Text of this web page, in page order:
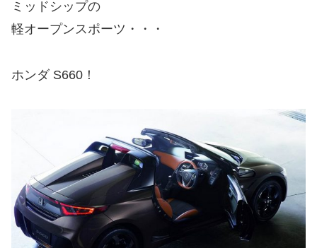
ミッドシップの
軽オープンスポーツ・・・
ホンダ S660！